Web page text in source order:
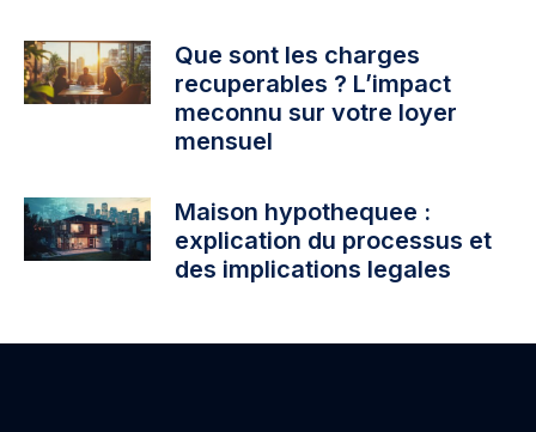
Que sont les charges
recuperables ? L’impact
meconnu sur votre loyer
mensuel
Maison hypothequee :
explication du processus et
des implications legales